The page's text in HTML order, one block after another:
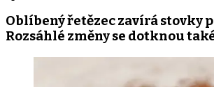
Oblíbený řetězec zavírá stovky
Rozsáhlé změny se dotknou